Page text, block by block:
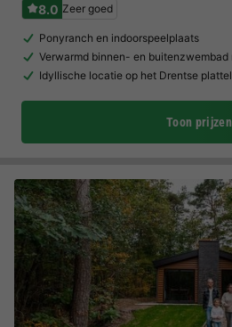
8.0 Zeer goed
Ponyranch en indoorspeelplaats
Verwarmd binnen- en
Idyllische locatie op het Drentse
Toon prijzen